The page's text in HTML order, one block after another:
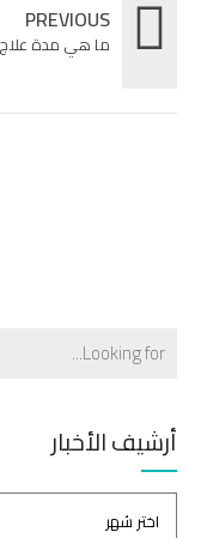
PREVIOUS
ما هي مدة علاج
أرشيف الأخبار